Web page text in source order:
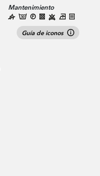
Mantenimiento
Guía de iconos